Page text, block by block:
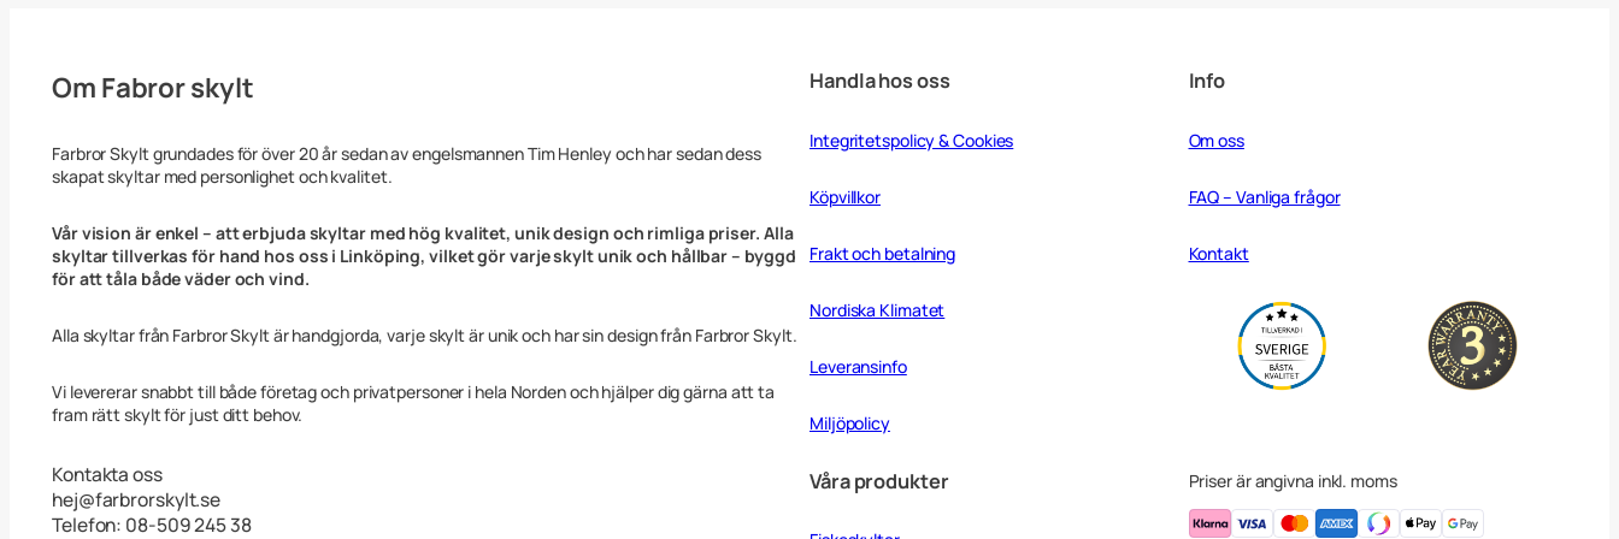
Om Fabror skylt
Farbror Skylt grundades för över 20 år sedan av engelsmannen Tim Henley och har sedan dess
skapat skyltar med personlighet och kvalitet.
Vår vision är enkel – att erbjuda skyltar med hög kvalitet, unik design och rimliga priser. Alla
skyltar tillverkas för hand hos oss i Linköping, vilket gör varje skylt unik och hållbar – byggd
för att tåla både väder och vind.
Alla skyltar från Farbror Skylt är handgjorda, varje skylt är unik och har sin design från Farbror Skylt.
Vi levererar snabbt till både företag och privatpersoner i hela Norden och hjälper dig gärna att ta
fram rätt skylt för just ditt behov.
Kontakta oss
hej@farbrorskylt.se
Telefon: 08-509 245 38
Handla hos oss
Integritetspolicy & Cookies
Köpvillkor
Frakt och betalning
Nordiska Klimatet
Leveransinfo
Miljöpolicy
Våra produkter
Info
Om oss
FAQ – Vanliga frågor
Kontakt
Priser är angivna inkl. moms